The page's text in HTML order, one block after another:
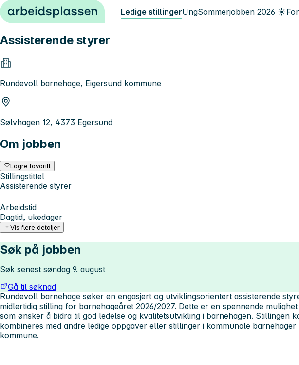
Hopp til innhold Ledige stillingerUngSommerjobben 2026 ☀️
Assisterende styrer
Rundevoll barnehage, Eigersund kommune
Sølvhagen 12, 4373 Egersund
Om jobben
Lagre favoritt
Stillingstittel
Assisterende styrer
Arbeidstid
Dagtid, ukedager
Vis flere detaljer
Søk på jobben
Søk senest søndag 9. august
Gå til søknad
Rundevoll barnehage søker en engasjert og utviklingsorientert assisterende
midlertidig stilling for barnehageåret 2026/2027. Dette er en spennende
som ønsker å bidra til god ledelse og kvalitetsutvikling i barnehagen. Stillingen
kombineres med andre ledige oppgaver eller stillinger i kommunale barnehager
kommune.